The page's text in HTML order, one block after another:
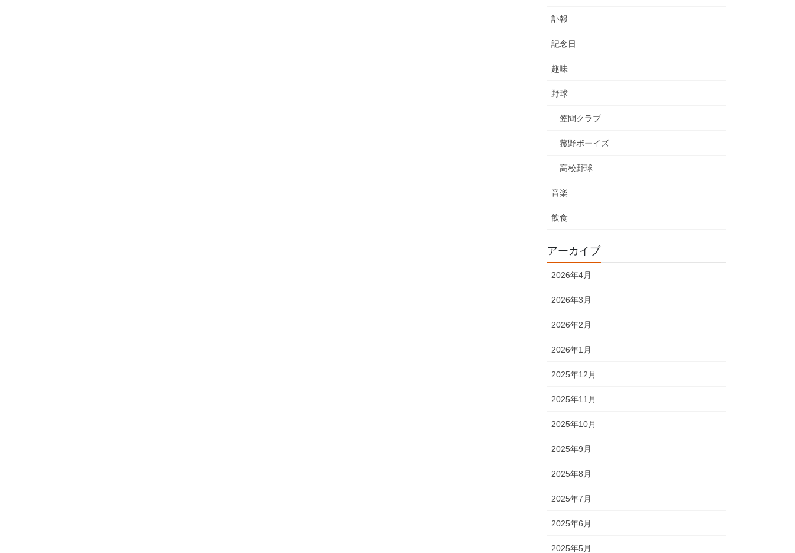
訃報
記念日
趣味
野球
笠間クラブ
菰野ボーイズ
高校野球
音楽
飲食
アーカイブ
2026年4月
2026年3月
2026年2月
2026年1月
2025年12月
2025年11月
2025年10月
2025年9月
2025年8月
2025年7月
2025年6月
2025年5月